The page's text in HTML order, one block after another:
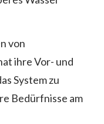
von
ihre Vor- und
System zu
Bedürfnisse am